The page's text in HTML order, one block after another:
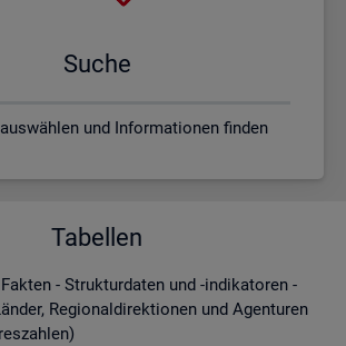
Suche
und Informationen finden
Tabellen
- Strukturdaten und -indikatoren -
Regionaldirektionen und Agenturen